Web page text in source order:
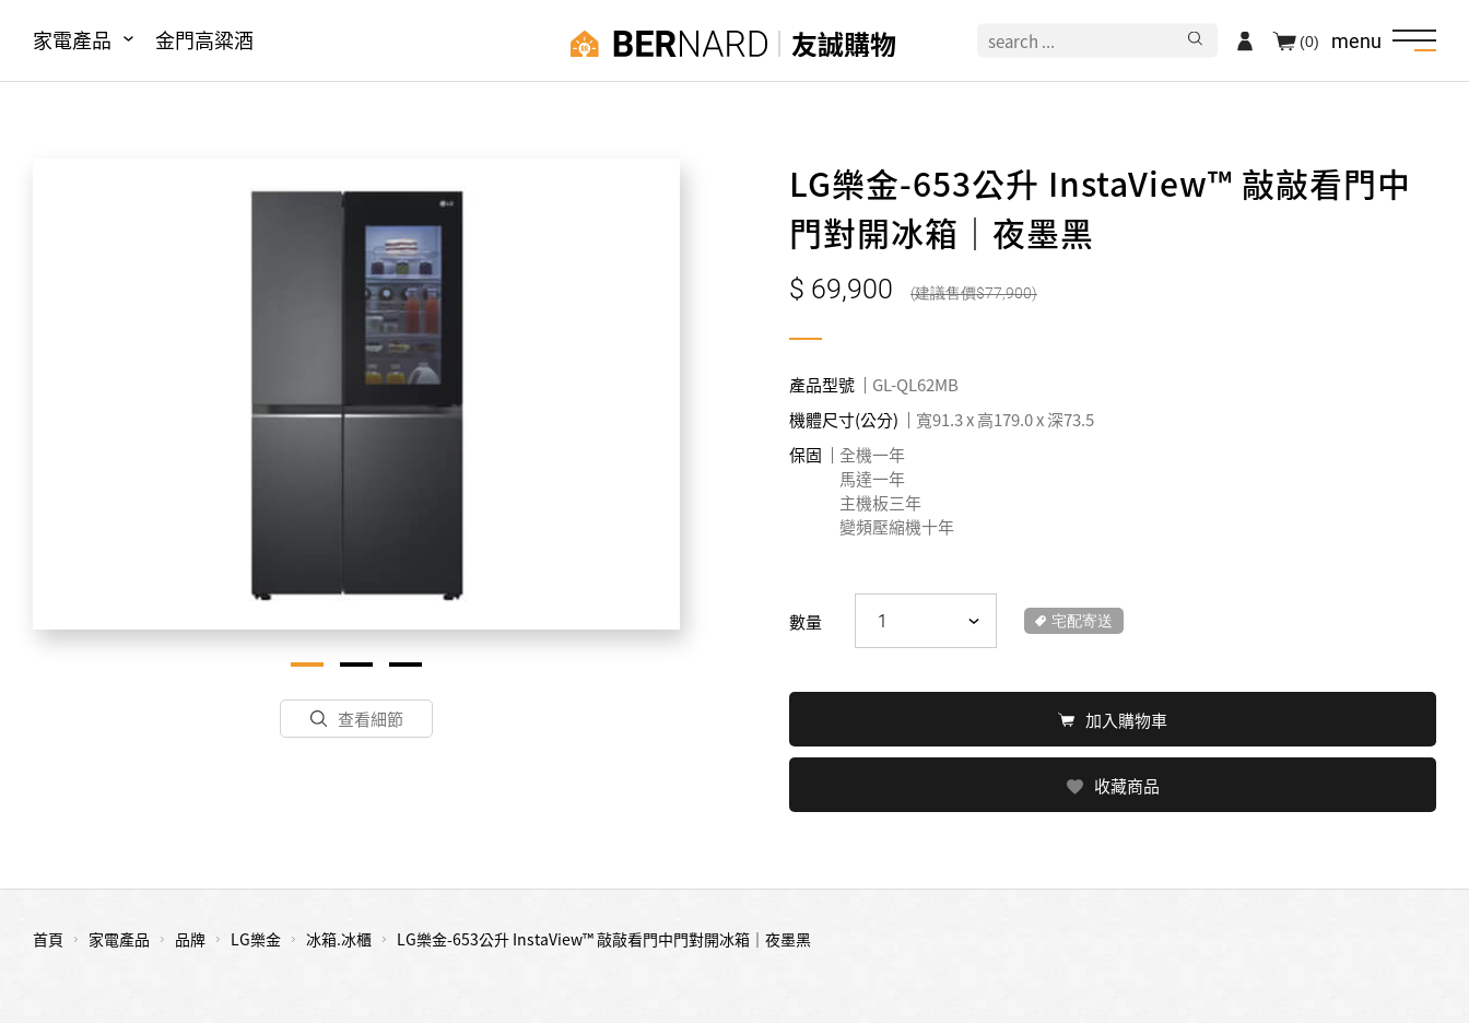
家電產品 金門高粱酒 友誠購物 menu
(0)
查看細節
LG樂金-653公升 InstaView™ 敲敲看門中
門對開冰箱｜夜墨黑
69,900 77,900
產品型號
GL-QL62MB
機體尺寸(公分)
寬91.3 x 高179.0 x 深73.5
保固
全機一年
馬達一年
主機板三年
變頻壓縮機十年
數量 宅配寄送
加入購物車
收藏商品
首頁 家電產品 品牌 LG樂金 冰箱.冰櫃 LG樂金-653公升 InstaView™ 敲敲看門中門對開冰箱｜夜墨黑